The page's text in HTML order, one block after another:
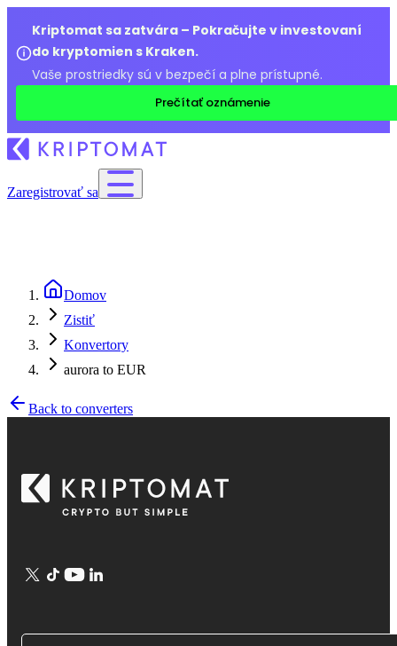
Kriptomat sa zatvára – Pokračujte v investovaní
do kryptomien s Kraken.
Vaše prostriedky sú v bezpečí a plne prístupné.
Prečítať oznámenie
Zaregistrovať sa
Domov
Zistiť
Konvertory
aurora to EUR
Back to converters